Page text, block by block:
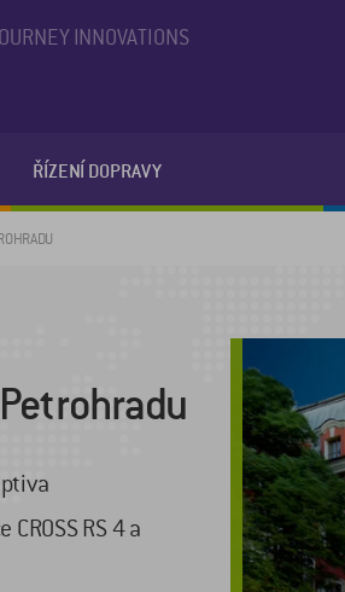
INNOVATIONS
ŘÍZENÍ DOPRAVY
RS 4 a